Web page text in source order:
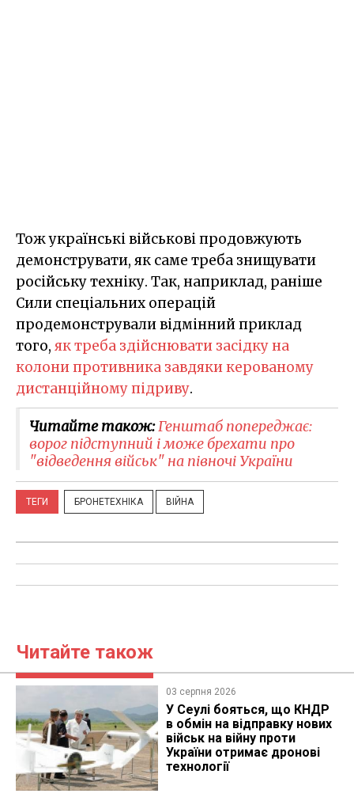
Тож українські військові продовжують
демонструвати, як саме треба знищувати
російську техніку. Так, наприклад, раніше
Сили спеціальних операцій
продемонстрували відмінний приклад
того, як треба здійснювати засідку на
колони противника завдяки керованому
дистанційному підриву.
Читайте також:Генштаб попереджає:
ворог підступний і може брехати про
"відведення військ" на півночі України
ТЕГИ БРОНЕТЕХНІКА ВІЙНА
Читайте також
03 серпня 2026
У Сеулі бояться, що КНДР
в обмін на відправку нових
військ на війну проти
України отримає дронові
технології